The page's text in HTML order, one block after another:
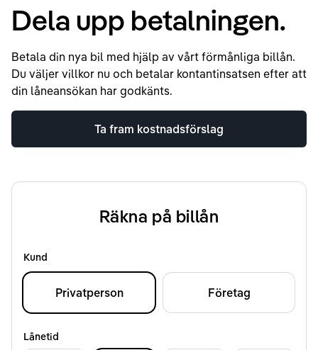
Dela upp betalningen.
Betala din nya bil med hjälp av vårt förmånliga billån.
Du väljer villkor nu och betalar kontantinsatsen efter att
din låneansökan har godkänts.
Ta fram kostnadsförslag
Räkna på billån
Kund
Privatperson Företag
Lånetid